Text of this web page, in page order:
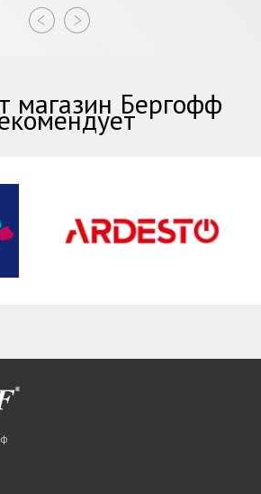
магазин Бергофф